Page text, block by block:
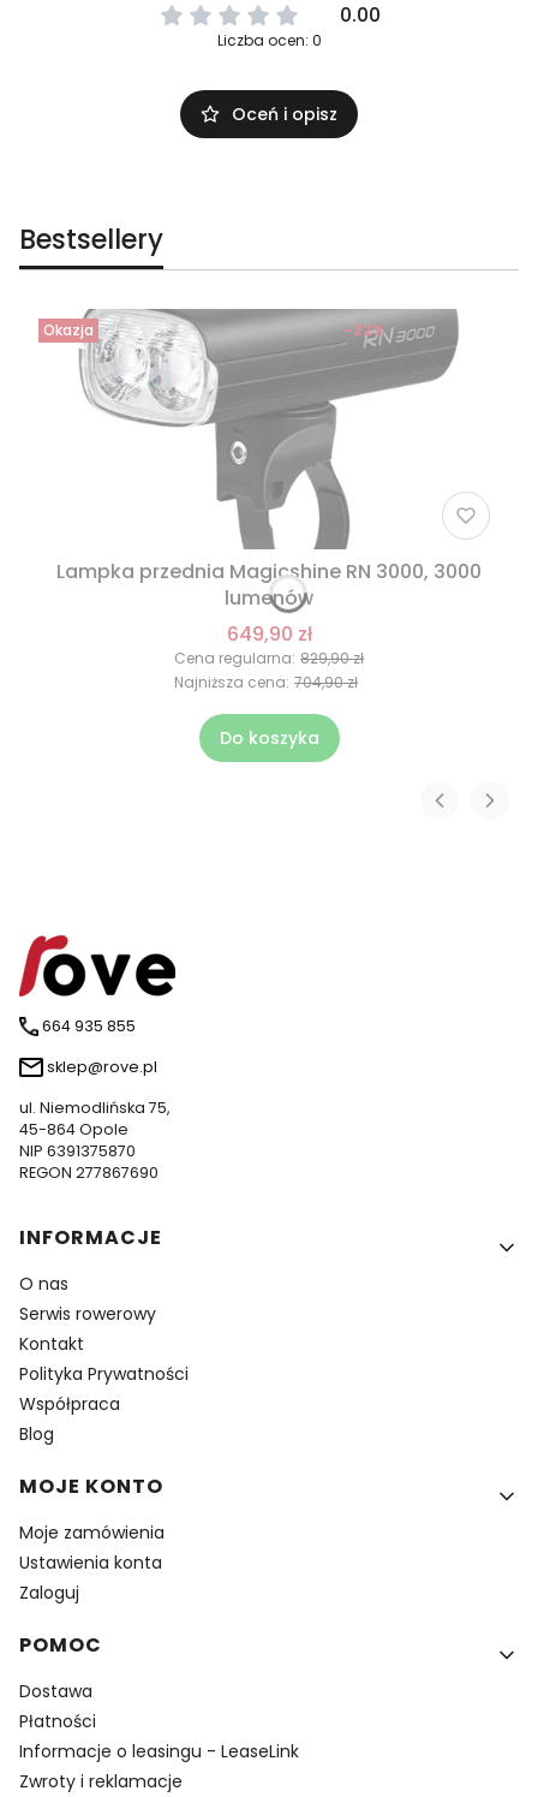
0.00
Liczba ocen: 0
Oceń i opisz
Bestsellery
Okazja
Lampka przednia Magicshine RN 3000, 3000
lumenów
649,90 zł
Cena regularna: 829,90 zł
-22%
Najniższa cena: 704,90 zł
Do koszyka
664 935 855
sklep@rove.pl
ul. Niemodlińska 75,
45-864 Opole
NIP 6391375870
REGON 277867690
Linki w stopce
INFORMACJE
O nas
Serwis rowerowy
Kontakt
Polityka Prywatności
Współpraca
Blog
MOJE KONTO
Moje zamówienia
Ustawienia konta
Zaloguj
POMOC
Dostawa
Płatności
Informacje o leasingu - LeaseLink
Zwroty i reklamacje